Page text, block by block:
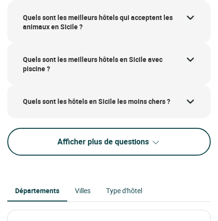
Quels sont les meilleurs hôtels qui acceptent les
animaux en Sicile ?
Quels sont les meilleurs hôtels en Sicile avec
piscine ?
Quels sont les hôtels en Sicile les moins chers ?
Afficher plus de questions
Départements Villes Type d'hôtel